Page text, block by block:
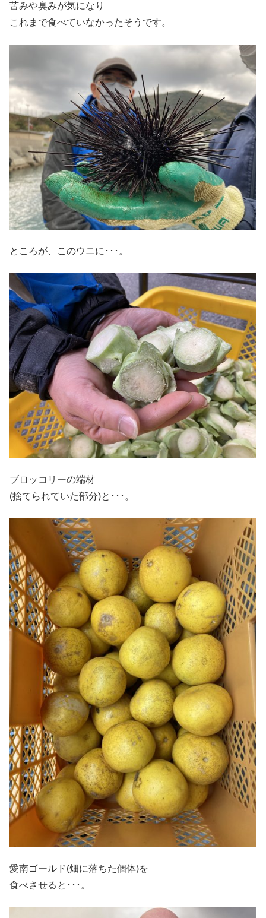
苦みや臭みが気になり
これまで食べていなかったそうです。
ところが、このウニに･･･。
ブロッコリーの端材
(捨てられていた部分)と･･･。
愛南ゴールド(畑に落ちた個体)を
食べさせると･･･。